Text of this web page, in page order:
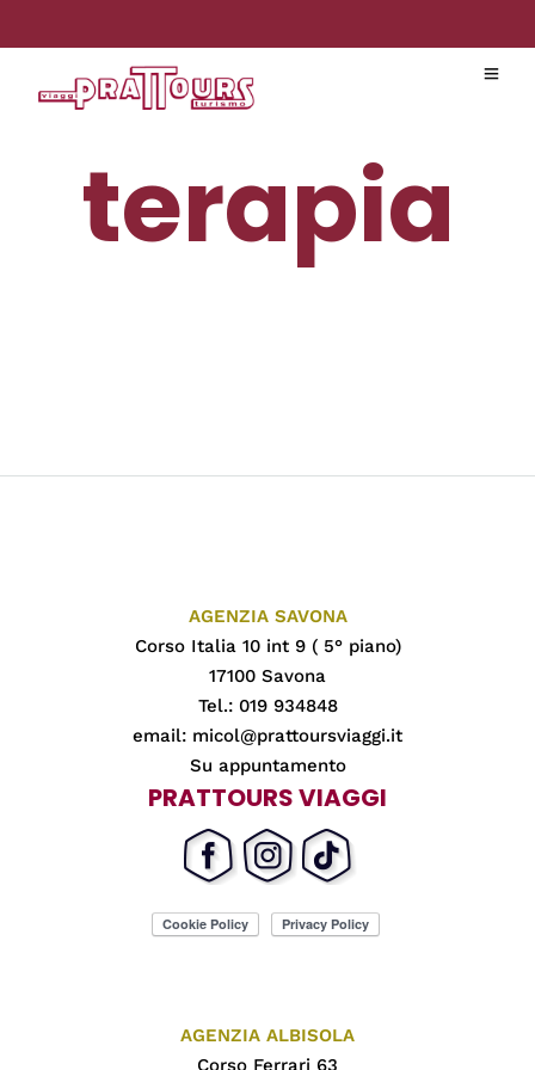
terapia
AGENZIA SAVONA
Corso Italia 10 int 9 ( 5° piano)
17100 Savona
Tel.: 019 934848
email: micol@prattoursviaggi.it
Su appuntamento
PRATTOURS VIAGGI
AGENZIA ALBISOLA
Corso Ferrari 63